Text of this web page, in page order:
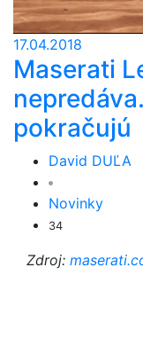
17.04.2018
Maserati
pokračujú
David DUĽA
Novinky
34
Zdroj: